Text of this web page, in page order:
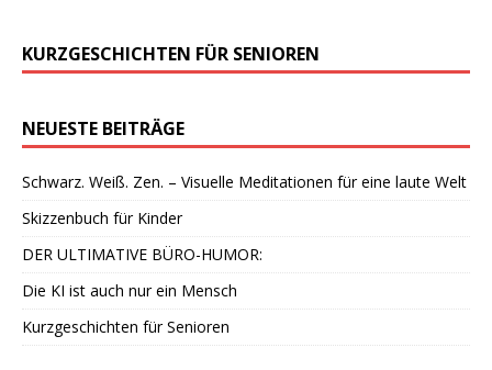
KURZGESCHICHTEN FÜR SENIOREN
NEUESTE BEITRÄGE
Schwarz. Weiß. Zen. – Visuelle Meditationen für eine laute Welt
Skizzenbuch für Kinder
DER ULTIMATIVE BÜRO-HUMOR:
Die KI ist auch nur ein Mensch
Kurzgeschichten für Senioren